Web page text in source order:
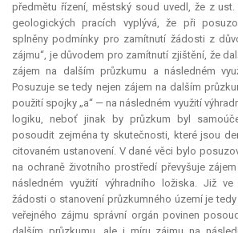
předmětu řízení, městský soud uvedl, že z
geologických pracích vyplývá, že při
splněny podmínky pro zamítnutí žádosti z
zájmu“, je důvodem pro zamítnutí zjištění, že
zájem na dalším průzkumu a následném
Posuzuje se tedy nejen zájem na dalším
použití spojky „a“ — na následném využití
logiku, neboť jinak by průzkum byl
posoudit zejména ty skutečnosti, které jsou
citovaném ustanovení. V dané věci bylo
na ochraně životního prostředí převyšuje
následném využití výhradního ložiska. Již
žádosti o stanovení průzkumného území je
veřejného zájmu správní orgán povinen